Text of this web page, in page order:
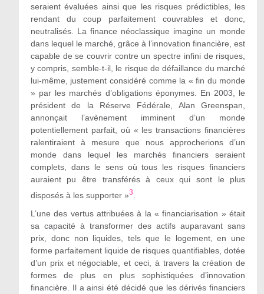
seraient évaluées ainsi que les risques prédictibles, les
rendant du coup parfaitement couvrables et donc,
neutralisés. La finance néoclassique imagine un monde
dans lequel le marché, grâce à l’innovation financière, est
capable de se couvrir contre un spectre infini de risques,
y compris, semble-t-il, le risque de défaillance du marché
lui-même, justement considéré comme la « fin du monde
» par les marchés d’obligations éponymes. En 2003, le
président de la Réserve Fédérale, Alan Greenspan,
annonçait l’avènement imminent d’un monde
potentiellement parfait, où « les transactions financières
ralentiraient à mesure que nous approcherions d’un
monde dans lequel les marchés financiers seraient
complets, dans le sens où tous les risques financiers
auraient puêtre transférés à ceux qui sont le plus
disposés à les supporter »3
L’une des vertus attribuées à la « financiarisation » était
sa capacité à transformer des actifs auparavant sans
prix, donc non liquides, tels que le logement, en une
forme parfaitement liquide de risques quantifiables, dotée
d’un prix et négociable, et ceci, à travers la création de
formes de plus en plus sophistiquées d’innovation
financière. Il a ainsiété décidé que les dérivés financiers